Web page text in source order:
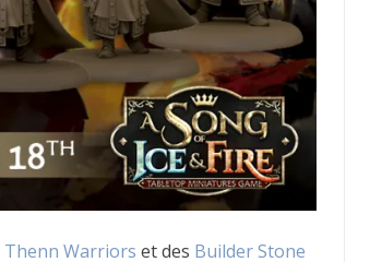
Thenn Warriors et des Builder Stone